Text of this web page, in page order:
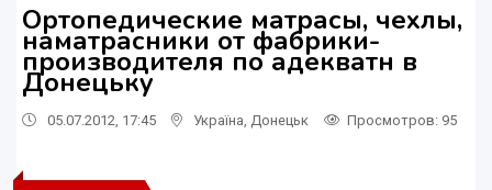
Ортопедические матрасы, чехлы,
наматрасники от фабрики-
производителя по адекватн в
Донецьку
05.07.2012, 17:45 Україна Донецьк Просмотров: 95